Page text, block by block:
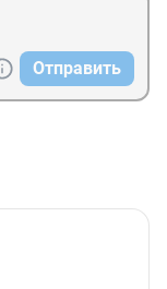
Отправить